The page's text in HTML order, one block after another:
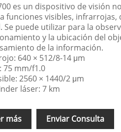
es un dispositivo de visión
funciones visibles,
Se puede utilizar para la
y la ubicación del
de la información.
640 × 512/8-14 μm
75 mm/f1.0
2560 × 1440/2 μm
láser: 7 km
más Enviar Consulta